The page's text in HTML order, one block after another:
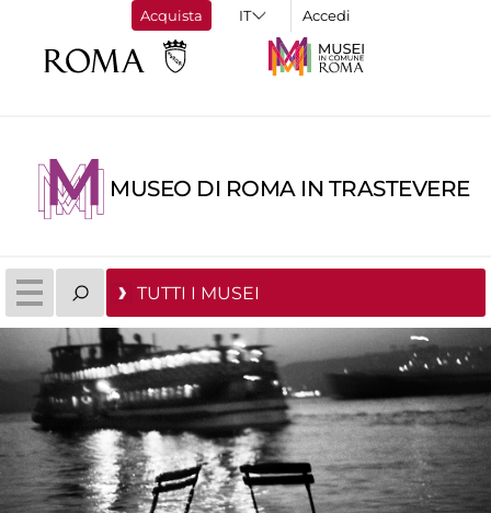
Acquista Accedi
MUSEO DI ROMA IN TRASTEVERE
TUTTI I MUSEI